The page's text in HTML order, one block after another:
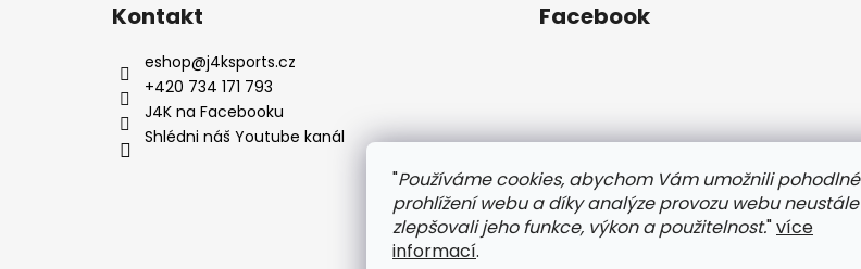
"Používáme cookies, abychom Vám umožnili pohodlné
prohlížení webu a díky analýze provozu webu neustále
zlepšovali jeho funkce, výkon a použitelnost."více
informací.
Kontakt
eshop@j4ksports.cz
+420 734 171 793
J4K na Facebooku
Shlédni náš Youtube kanál
Facebook